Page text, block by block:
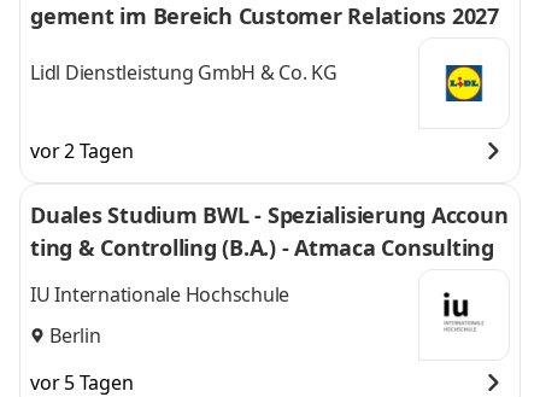
gement im Bereich Customer Relations 2027
Lidl Dienstleistung GmbH & Co. KG
vor 2 Tagen
Duales Studium BWL - Spezialisierung Accoun
ting & Controlling (B.A.) - Atmaca Consulting
IU Internationale Hochschule
Berlin
vor 5 Tagen